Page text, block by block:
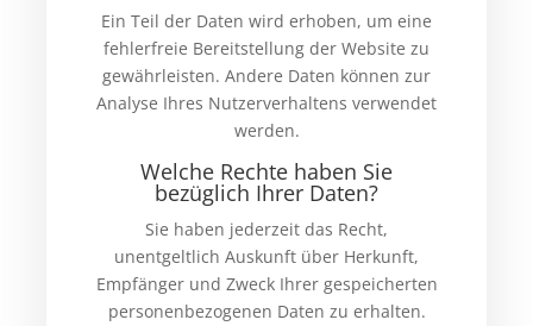
Ein Teil der Daten wird erhoben, um eine
fehlerfreie Bereitstellung der Website zu
gewährleisten. Andere Daten können zur
Analyse Ihres Nutzerverhaltens verwendet
werden.
Welche Rechte haben Sie
bezüglich Ihrer Daten?
Sie haben jederzeit das Recht,
unentgeltlich Auskunft über Herkunft,
Empfänger und Zweck Ihrer gespeicherten
personenbezogenen Daten zu erhalten.